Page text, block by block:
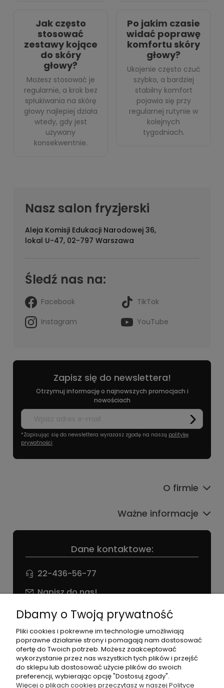
Jak często
stosować
zestawy kojące
do skóry
głowy?
Możesz stosować je
regularnie, a krok bez
spłukiwania na skórę
głowy najlepiej działa
wtedy, gdy jest
używany
konsekwentnie.
Po jakim czasie
widać poprawę
komfortu skóry
głowy?
Ukojenie często czuć
szybko, a bardziej
stabilny komfort
pojawia się przy
regularnej rutynie w
kolejnych
tygodniach.
Nasz salon fryzjerski
Aleja Komisji Edukacji Narodowej 36,
lokal U-47, 02-797 Warszawa
Śledź nas na:
Facebook
TikTok
Instagram
YouTube
Zapisz się do newslettera!
Otrzymuj informację o najnowszych promocjach i
nowościach
*Zapisując się do newslettera wyrażasz zgodę na naszą politykę
prywatności
Dane kontaktowe:
22-436-56-77
Napisz do nas!
NIP: 826 186 42 29
O firmie
Ważne informacje
©2026 Wszelkie Prawa Zastrzeżone | agneess sklep
Dbamy o Twoją prywatność
Pliki cookies i pokrewne im technologie umożliwiają
poprawne działanie strony i pomagają nam dostosować
ofertę do Twoich potrzeb. Możesz zaakceptować
wykorzystanie przez nas wszystkich tych plików i przejść
do sklepu lub dostosować użycie plików do swoich
preferencji, wybierając opcję "Dostosuj zgody".
Więcej o plikach cookies przeczytasz w naszej Polityce